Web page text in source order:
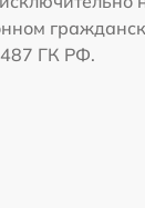
ГК РФ.